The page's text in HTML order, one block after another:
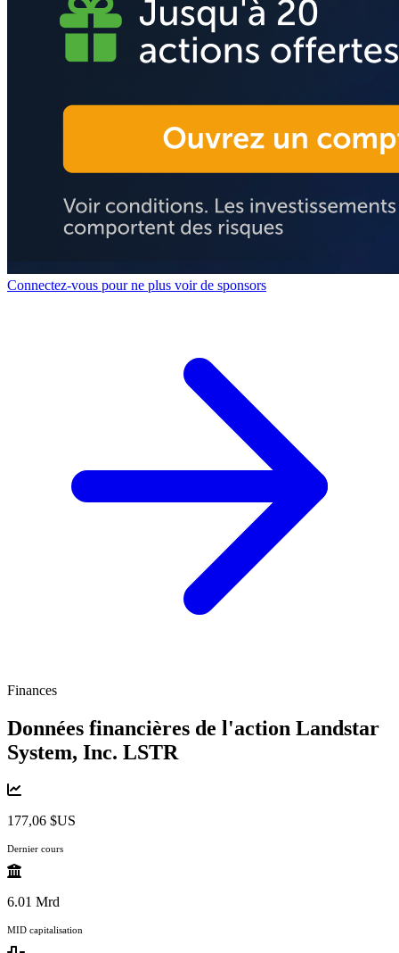
Connectez-vous pour ne plus voir de sponsors
Finances
Données financières de l'action Landstar
System, Inc. LSTR
177,06 $US
Dernier cours
6.01 Mrd
MID capitalisation